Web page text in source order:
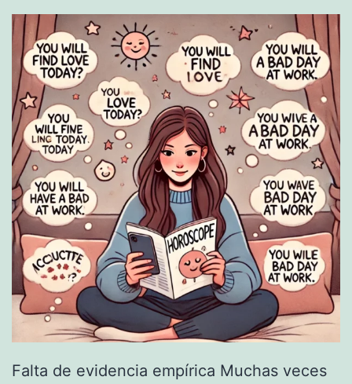
Falta de evidencia empírica Muchas veces